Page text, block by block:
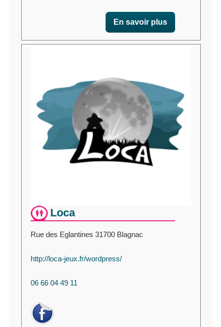
En savoir plus
Loca
Rue des Eglantines 31700 Blagnac
http://loca-jeux.fr/wordpress/
06 66 04 49 11